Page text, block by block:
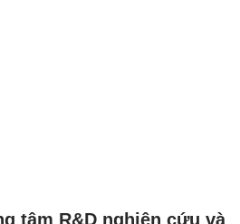
tâm R&D nghiên cứu và